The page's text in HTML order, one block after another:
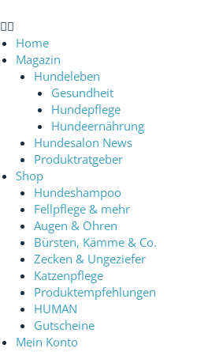
Home
Magazin
Hundeleben
Gesundheit
Hundepflege
Hundeernährung
Hundesalon News
Produktratgeber
Shop
Hundeshampoo
Fellpflege & mehr
Augen & Ohren
Bürsten, Kämme & Co.
Zecken & Ungeziefer
Katzenpflege
Produktempfehlungen
HUMAN
Gutscheine
Mein Konto